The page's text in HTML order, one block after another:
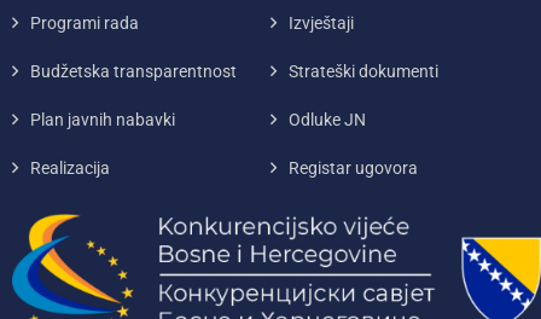
Programi rada Izvještaji
Budžetska transparentnost Strateški dokumenti
Plan javnih nabavki Odluke JN
Realizacija Registar ugovora